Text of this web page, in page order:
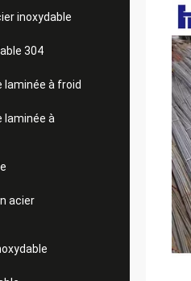
inoxydable
304
laminée à froid
laminée à
acier